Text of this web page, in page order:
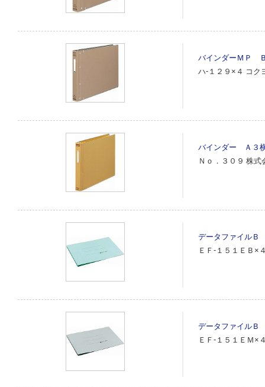
バインダーＭＰ
ハ‐１２９×４ コク
バインダー Ａ３
Ｎｏ．３０９ 株式
データファイルＢ
ＥＦ‐１５１ＥＢ×
データファイルＢ
ＥＦ‐１５１ＥＭ×